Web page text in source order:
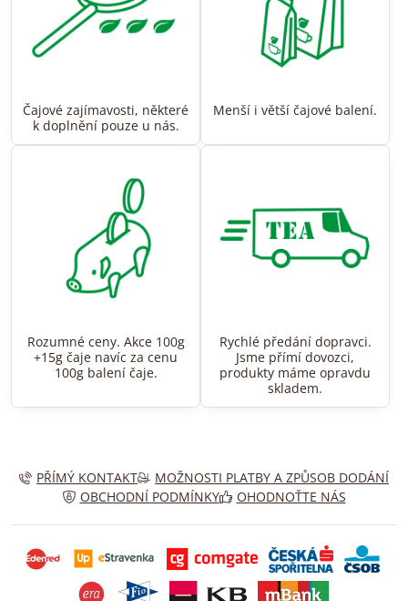
Čajové zajímavosti, některé
k doplnění pouze u nás.
Menší i větší čajové balení.
Rozumné ceny. Akce 100g
+15g čaje navíc za cenu
100g balení čaje.
Rychlé předání dopravci.
Jsme přímí dovozci,
produkty máme opravdu
skladem.
PŘÍMÝ KONTAKT
MOŽNOSTI PLATBY A ZPŮSOB DODÁNÍ
OBCHODNÍ PODMÍNKY
OHODNOŤTE NÁS